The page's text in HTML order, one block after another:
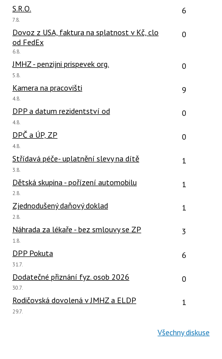
názor
S.R.O. Počet
6
Poslední
7.8.
Dovoz z USA, faktura na splatnost v Kč, clo
od FedEx
Počet
0
Poslední
6.8.
JMHZ - penzijni prispevek org. Počet
0
Poslední
5.8.
Kamera na pracovišti Počet
9
Poslední
4.8.
DPP a datum rezidentství od Počet
0
Poslední
4.8.
DPČ a ÚP, ZP Počet
0
Poslední
4.8.
Střídavá péče- uplatnění slevy na dítě Počet
1
Poslední
3.8.
Dětská skupina - pořízení automobilu Počet
1
Poslední
2.8.
Zjednodušený daňový doklad Počet
1
Poslední
2.8.
Náhrada za lékaře - bez smlouvy se ZP Počet
3
Poslední
1.8.
DPP Pokuta Počet
6
Poslední
31.7.
Dodatečné přiznání fyz. osob 2026 Počet
0
Poslední
30.7.
Rodičovská dovolená v JMHZ a ELDP Počet
1
Poslední
29.7.
Všechny diskuse